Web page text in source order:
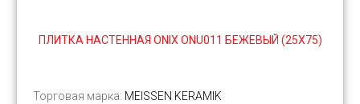
ПЛИТКА НАСТЕННАЯ ONIX ONU011 БЕЖЕВЫЙ (25X75)
Торговая марка: MEISSEN KERAMIK